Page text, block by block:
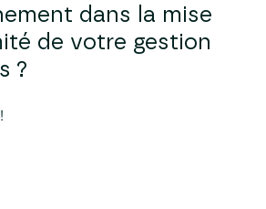
dans la mise
de votre gestion
?